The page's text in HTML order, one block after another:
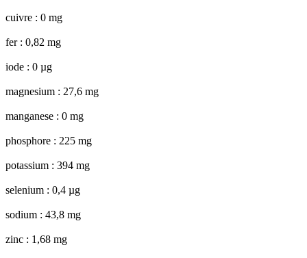
cuivre : 0 mg
fer : 0,82 mg
iode : 0 µg
magnesium : 27,6 mg
manganese : 0 mg
phosphore : 225 mg
potassium : 394 mg
selenium : 0,4 µg
sodium : 43,8 mg
zinc : 1,68 mg